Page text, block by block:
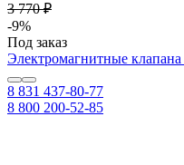
3 770 ₽
-9%
Под заказ
Электромагнитные
8 831 437-80-77
8 800 200-52-85